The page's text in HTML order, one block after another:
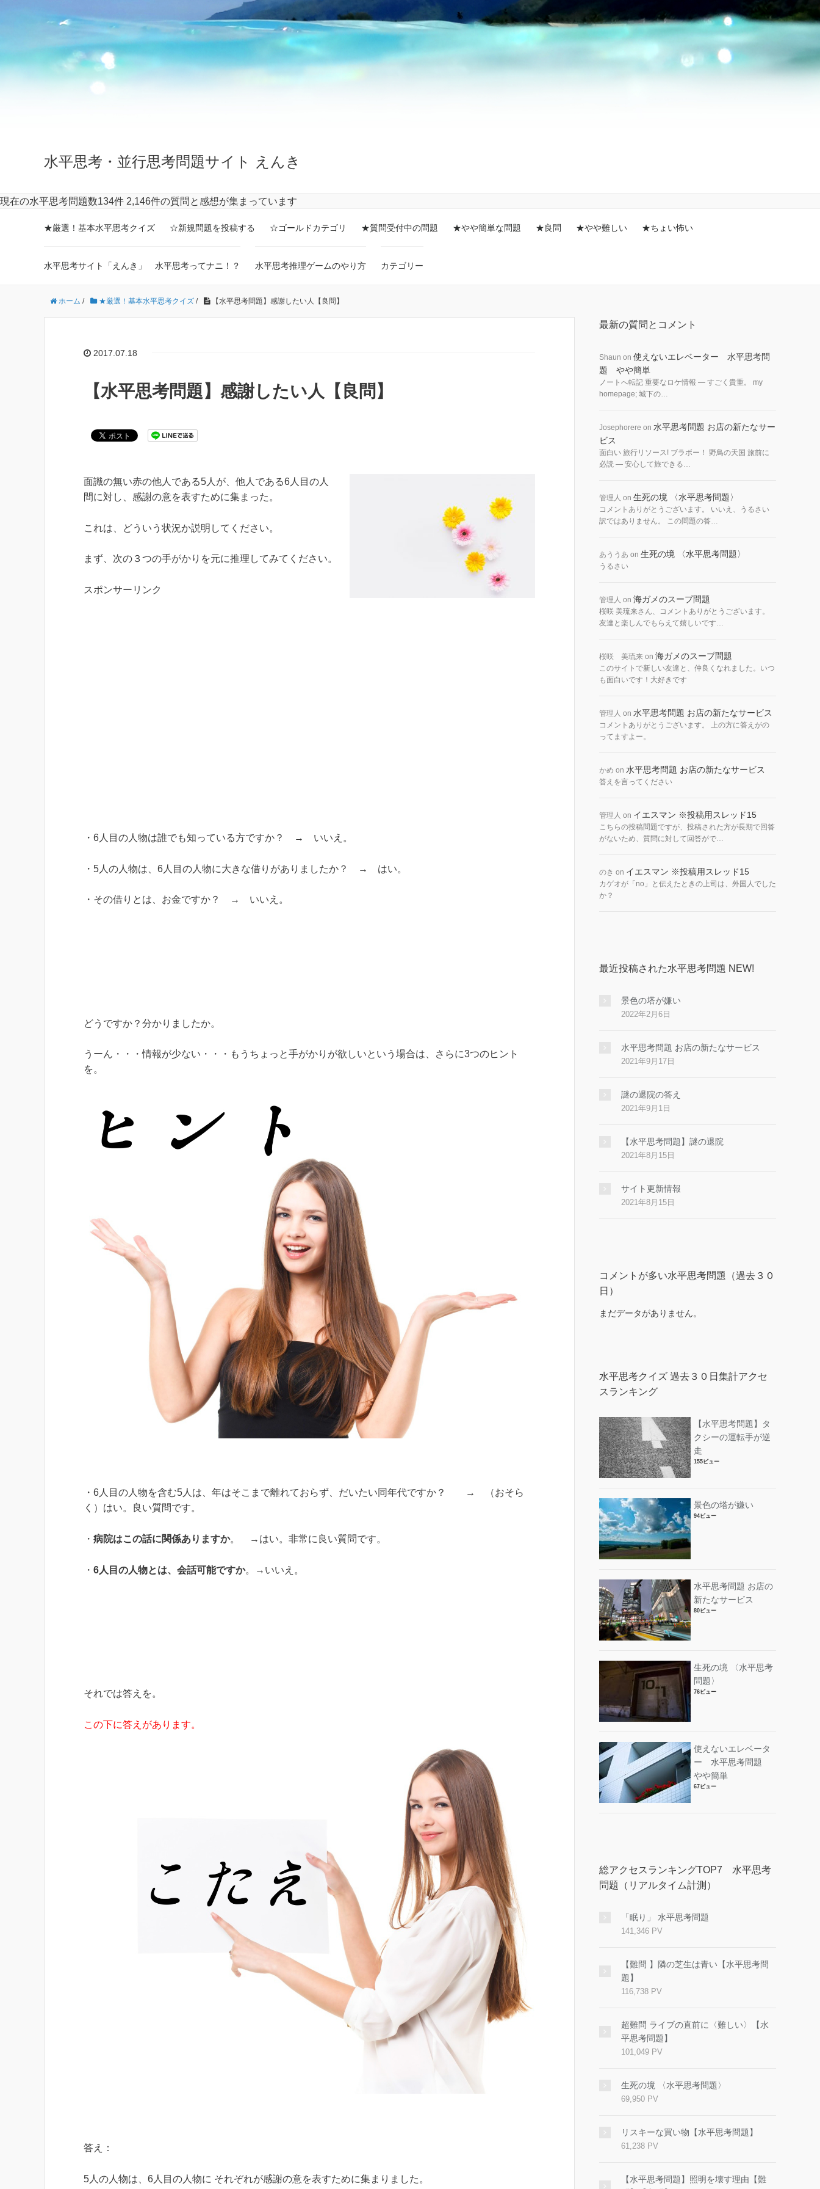
水平思考・並行思考問題サイト えんき
現在の水平思考問題数134件 2,146件の質問と感想が集まっています
★厳選！基本水平思考クイズ ☆新規問題を投稿する ☆ゴールドカテゴリ ★質問受付中の問題 ★やや簡単な問題 ★良問 ★やや難しい ★ちょい怖い
水平思考サイト「えんき」 水平思考ってナニ！？ 水平思考推理ゲームのやり方 カテゴリー
ホーム / ★厳選！基本水平思考クイズ / 【水平思考問題】感謝したい人【良問】
2017.07.18
【水平思考問題】感謝したい人【良問】
面識の無い赤の他人である5人が、他人である6人目の人
間に対し、感謝の意を表すために集まった。
これは、どういう状況か説明してください。
まず、次の３つの手がかりを元に推理してみてください。
スポンサーリンク
・6人目の人物は誰でも知っている方ですか？ → いいえ。
・5人の人物は、6人目の人物に大きな借りがありましたか？ → はい。
・その借りとは、お金ですか？ → いいえ。
どうですか？分かりましたか。
うーん・・・情報が少ない・・・もうちょっと手がかりが欲しいという場合は、さらに3つのヒント
を。
・6人目の人物を含む5人は、年はそこまで離れておらず、だいたい同年代ですか？ → （おそら
く）はい。良い質問です。
・ 病院はこの話に関係ありますか。 →はい。非常に良い質問です。
・ 6人目の人物とは、会話可能ですか。→いいえ。
それでは答えを。
この下に答えがあります。
答え：
5人の人物は、6人目の人物に それぞれが感謝の意を表すために集まりました。
最新の質問とコメント
Shaun on 使えないエレベーター 水平思考問
題 やや簡単
ノートへ転記 重要なロケ情報 — すごく貴重。 my
homepage; 城下の…
Josephorere on 水平思考問題 お店の新たなサー
ビス
面白い 旅行リソース! ブラボー！ 野鳥の天国 旅前に
必読 — 安心して旅できる…
管理人 on 生死の境 〈水平思考問題〉
コメントありがとうございます。 いいえ、うるさい
訳ではありません。 この問題の答…
あううあ on 生死の境 〈水平思考問題〉
うるさい
管理人 on 海ガメのスープ問題
桜咲 美琉来さん、コメントありがとうございます。
友達と楽しんでもらえて嬉しいです…
桜咲 美琉来 on 海ガメのスープ問題
このサイトで新しい友達と、仲良くなれました。いつ
も面白いです！大好きです
管理人 on 水平思考問題 お店の新たなサービス
コメントありがとうございます。 上の方に答えがの
ってますよー。
かめ on 水平思考問題 お店の新たなサービス
答えを言ってください
管理人 on イエスマン ※投稿用スレッド15
こちらの投稿問題ですが、投稿された方が長期で回答
がないため、質問に対して回答がで…
のき on イエスマン ※投稿用スレッド15
カゲオが「no」と伝えたときの上司は、外国人でした
か？
最近投稿された水平思考問題 NEW!
景色の塔が嫌い
2022年2月6日
水平思考問題 お店の新たなサービス
2021年9月17日
謎の退院の答え
2021年9月1日
【水平思考問題】謎の退院
2021年8月15日
サイト更新情報
2021年8月15日
コメントが多い水平思考問題（過去３０
日）
まだデータがありません。
水平思考クイズ 過去３０日集計アクセ
スランキング
【水平思考問題】タ
クシーの運転手が逆
走
155ビュー
景色の塔が嫌い
94ビュー
水平思考問題 お店の
新たなサービス
80ビュー
生死の境 〈水平思考
問題〉
76ビュー
使えないエレベータ
ー 水平思考問題
やや簡単
67ビュー
総アクセスランキングTOP7 水平思考
問題（リアルタイム計測）
「眠り」 水平思考問題
141,346 PV
【難問 】隣の芝生は青い【水平思考問
題】
116,738 PV
超難問 ライブの直前に〈難しい〉【水
平思考問題】
101,049 PV
生死の境 〈水平思考問題〉
69,950 PV
リスキーな買い物【水平思考問題】
61,238 PV
【水平思考問題】照明を壊す理由【難